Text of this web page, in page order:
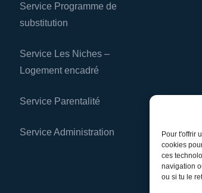
Pour t'offrir
cookies
ces
navigation
ou si tu le
Service Programme de
substitution
Service Les Niches –
Logement encadré
Service Parentalité
Service Administration